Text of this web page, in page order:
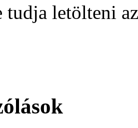
tudja letölteni